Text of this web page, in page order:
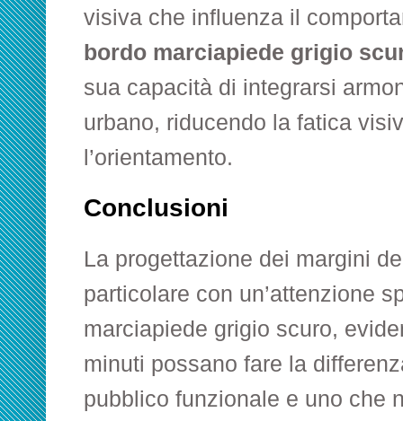
visiva che influenza il
bordo marciapiede grigio
sua capacità di integrarsi
urbano, riducendo la fatica
l’orientamento.
Conclusioni
La progettazione dei margini
particolare con un’attenzione
marciapiede grigio scuro,
minuti possano fare la
pubblico funzionale e uno che